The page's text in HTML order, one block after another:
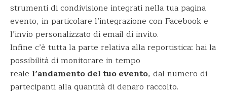
strumenti di condivisione integrati nella tua pagina
evento, in particolare l’integrazione con Facebook e
l’invio personalizzato di email di invito.
Infine c’è tutta la parte relativa alla reportistica: hai la
possibilità di monitorare in tempo
reale l’andamento del tuo evento, dal numero di
partecipanti alla quantità di denaro raccolto.